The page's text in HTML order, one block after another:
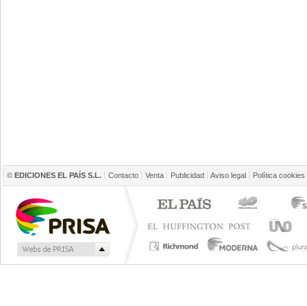
© EDICIONES EL PAÍS S.L. Contacto Venta Publicidad Aviso legal Política cookies